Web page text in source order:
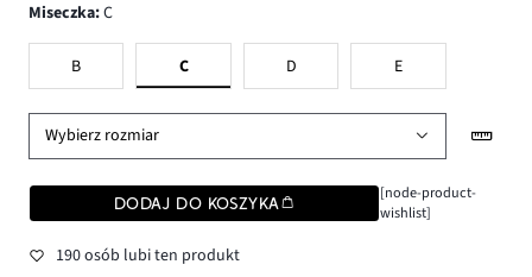
Miseczka:C
B C D E
Wybierz rozmiar
DODAJ DO KOSZYKA
[node-product-
wishlist]
190 osób lubi ten produkt